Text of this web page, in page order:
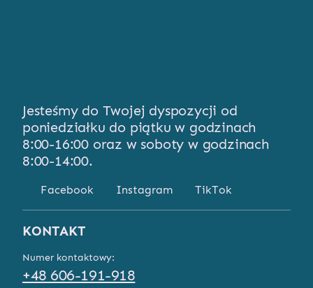
Jesteśmy do Twojej dyspozycji od
poniedziałku do piątku w godzinach
8:00-16:00 oraz w soboty w godzinach
8:00-14:00.
Facebook Instagram TikTok
KONTAKT
Numer kontaktowy:
+48 606-191-918